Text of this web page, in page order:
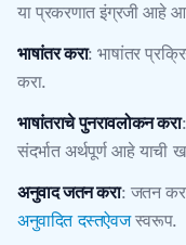
या प्रकरणात इंग्रजी आहे
भाषांतर करा: भाषांतर
करा.
भाषांतराचे पुनरावलोकन करा
संदर्भात अर्थपूर्ण आहे याची
अनुवाद जतन करा: जतन
अनुवादित दस्तऐवजस्वरूप.